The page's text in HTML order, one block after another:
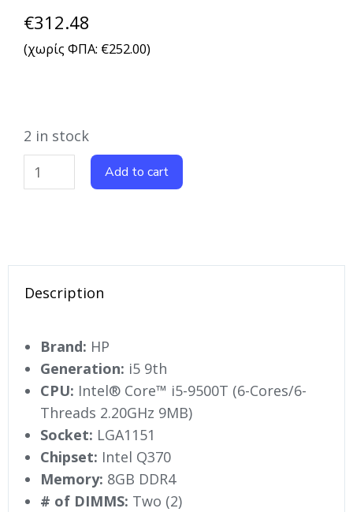
€312.48
(χωρίς ΦΠΑ: €252.00)
2 in stock
Add to cart
Description
Brand: HP
Generation: i5 9th
CPU: Intel® Core™ i5-9500T (6-Cores/6-
Threads 2.20GHz 9MB)
Socket: LGA1151
Chipset: Intel Q370
Memory: 8GB DDR4
# of DIMMS: Two (2)